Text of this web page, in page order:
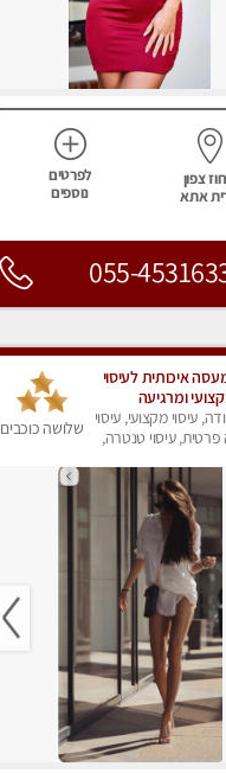
צפון
אתא
לפרטים
נוספים
055-
איכותית לעיסוי
ומרגיעה
עיסוי מקצועי, עיסוי
פרטית, עיסוי טנטרה,
שלושה כוכבים